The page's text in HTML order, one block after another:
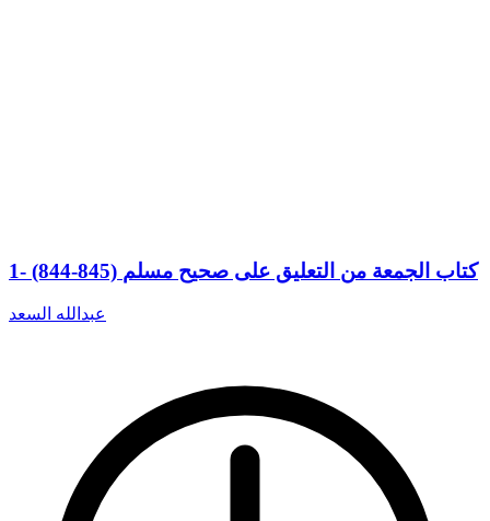
1- (844-845) كتاب الجمعة من التعليق على صحيح مسلم
عبدالله السعد